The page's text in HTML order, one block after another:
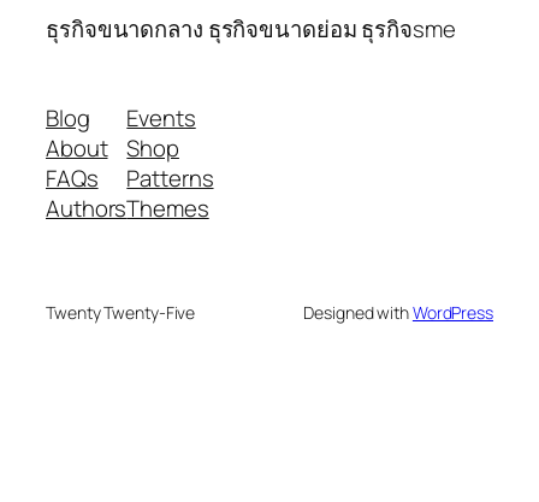
ธุรกิจขนาดกลาง ธุรกิจขนาดย่อม ธุรกิจsme
Blog
About
FAQs
Authors
Events
Shop
Patterns
Themes
Twenty Twenty-Five Designed withWordPress